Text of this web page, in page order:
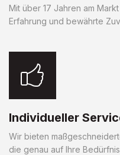
Mit über 17 Jahren am
Erfahrung und bewährte
Individueller
Wir bieten
die genau auf Ihre